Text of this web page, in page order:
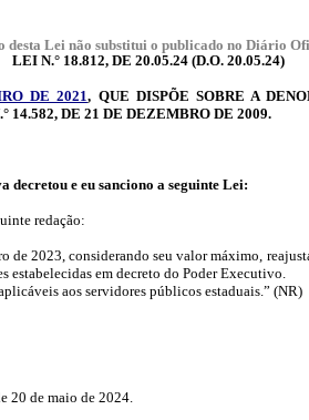
desta Lei não substitui o publicado no Diário
LEI N.° 18.812, DE 20.05.24 (D.O.20.05.24)
DE 2021, QUE DISPÕE SOBRE A
14.582, DE 21 DE DEZEMBRO DE 2009.
decretou e eu sanciono a seguinte Lei:
redação:
de 2023, considerando seu valor máximo,
estabelecidas em decreto do Poder Executivo.
aos servidores públicos estaduais.” (NR)
20 de maio de 2024.